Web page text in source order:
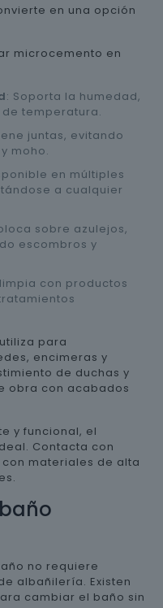
en una opción
microcemento en
: Soporta la humedad,
temperatura.
juntas, evitando
moho.
en múltiples
a cualquier
sobre azulejos,
escombros y
con productos
para
encimeras y
de duchas y
obra con acabados
y funcional, el
Contacta con
materiales de alta
no requiere
albañilería. Existen
cambiar el baño sin